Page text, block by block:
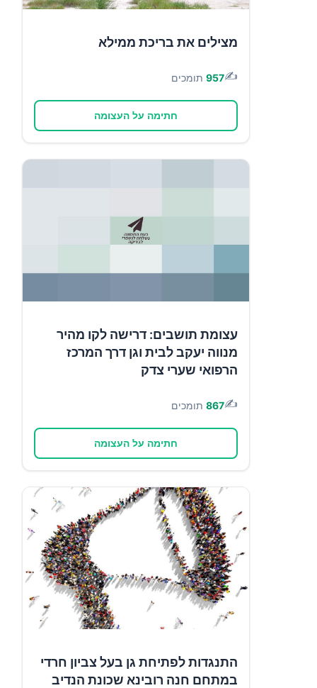
מצילים את בריכת ממילא
✍️
957 תומכים
חתימה על העצומה
עצומת תושבים: דרישה לקו מהיר
מנווה יעקב לבית וגן דרך המרכז
הרפואי שערי צדק
✍️
867 תומכים
חתימה על העצומה
התנגדות לפתיחת גן בעל צביון חרדי
במתחם חנה רובינא שכונת הנדיב